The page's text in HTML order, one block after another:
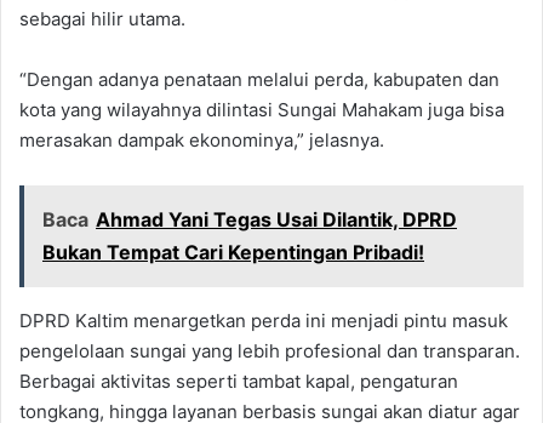
sebagai hilir utama.
“Dengan adanya penataan melalui perda, kabupaten dan
kota yang wilayahnya dilintasi Sungai Mahakam juga bisa
merasakan dampak ekonominya,” jelasnya.
Baca Ahmad Yani Tegas Usai Dilantik, DPRD
Bukan Tempat Cari Kepentingan Pribadi!
DPRD Kaltim menargetkan perda ini menjadi pintu masuk
pengelolaan sungai yang lebih profesional dan transparan.
Berbagai aktivitas seperti tambat kapal, pengaturan
tongkang, hingga layanan berbasis sungai akan diatur agar